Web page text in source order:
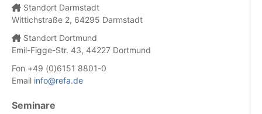
Standort Darmstadt
Wittichstraße 2, 64295 Darmstadt
Standort Dortmund
Emil-Figge-Str. 43, 44227 Dortmund
Fon +49 (0)6151 8801-0
Email info@refa.de
Seminare